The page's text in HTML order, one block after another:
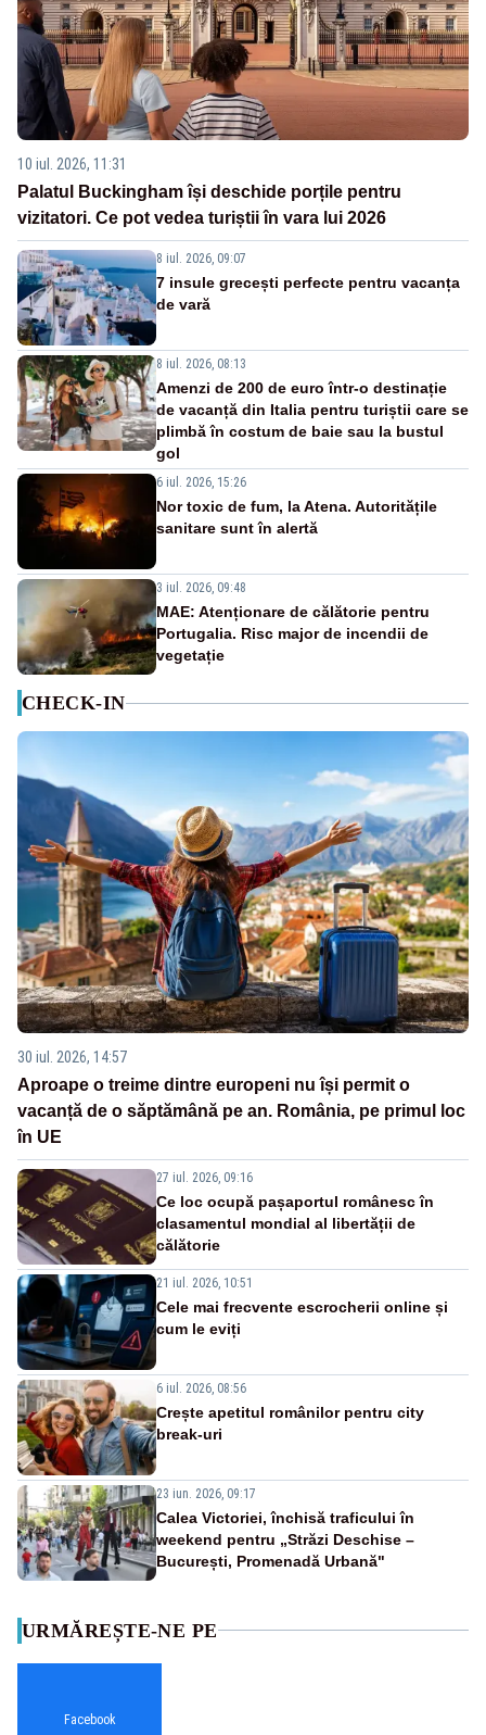
10 iul. 2026, 11:31
Palatul Buckingham își deschide porțile pentru
vizitatori. Ce pot vedea turiștii în vara lui 2026
8 iul. 2026, 09:07
7 insule grecești perfecte pentru vacanța
de vară
8 iul. 2026, 08:13
Amenzi de 200 de euro într-o destinație
de vacanță din Italia pentru turiștii care se
plimbă în costum de baie sau la bustul
gol
6 iul. 2026, 15:26
Nor toxic de fum, la Atena. Autoritățile
sanitare sunt în alertă
3 iul. 2026, 09:48
MAE: Atenționare de călătorie pentru
Portugalia. Risc major de incendii de
vegetație
CHECK-IN
30 iul. 2026, 14:57
Aproape o treime dintre europeni nu își permit o
vacanță de o săptămână pe an. România, pe primul loc
în UE
27 iul. 2026, 09:16
Ce loc ocupă pașaportul românesc în
clasamentul mondial al libertății de
călătorie
21 iul. 2026, 10:51
Cele mai frecvente escrocherii online și
cum le eviți
6 iul. 2026, 08:56
Crește apetitul românilor pentru city
break-uri
23 iun. 2026, 09:17
Calea Victoriei, închisă traficului în
weekend pentru „Străzi Deschise –
București, Promenadă Urbană"
URMĂREȘTE-NE PE
Facebook